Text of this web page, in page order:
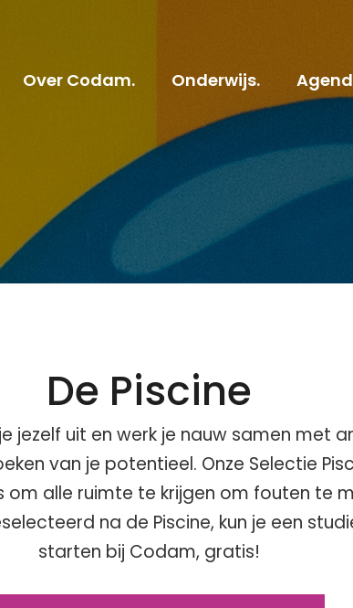
Over Codam. Onderwijs.
De Piscine
jezelf uit en werk je nauw samen met
van je potentieel. Onze Selectie
alle ruimte te krijgen om fouten te
na de Piscine, kun je een
starten bij Codam, gratis!